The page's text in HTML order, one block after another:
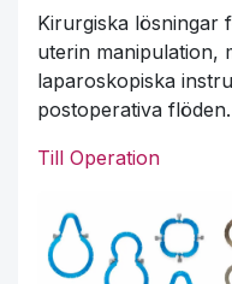
Kirurgiska lösningar
uterin manipulation,
laparoskopiska
postoperativa flöden.
Till Operation